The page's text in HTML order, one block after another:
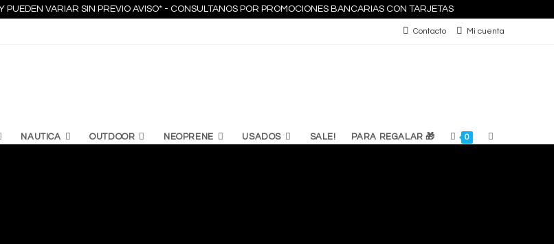
VARIAR SIN PREVIO AVISO* - CONSULTANOS POR PROMOCIONES BANCARIAS CON TARJETAS
Contacto Mi cuenta
NAUTICA OUTDOOR NEOPRENE USADOS SALE! PARA REGALAR 🎁 0 ALTERNAR